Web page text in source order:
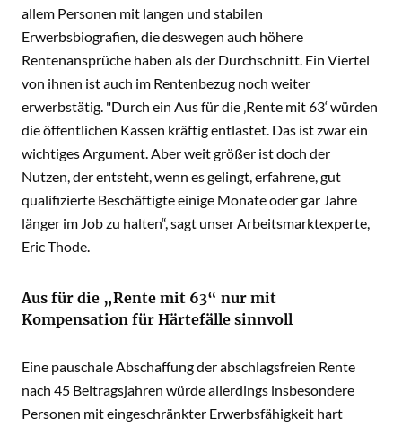
allem Personen mit langen und stabilen
Erwerbsbiografien, die deswegen auch höhere
Rentenansprüche haben als der Durchschnitt. Ein Viertel
von ihnen ist auch im Rentenbezug noch weiter
erwerbstätig. "Durch ein Aus für die ‚Rente mit 63‘ würden
die öffentlichen Kassen kräftig entlastet. Das ist zwar ein
wichtiges Argument. Aber weit größer ist doch der
Nutzen, der entsteht, wenn es gelingt, erfahrene, gut
qualifizierte Beschäftigte einige Monate oder gar Jahre
länger im Job zu halten“, sagt unser Arbeitsmarktexperte,
Eric Thode.
Aus für die „Rente mit 63“ nur mit
Kompensation für Härtefälle sinnvoll
Eine pauschale Abschaffung der abschlagsfreien Rente
nach 45 Beitragsjahren würde allerdings insbesondere
Personen mit eingeschränkter Erwerbsfähigkeit hart